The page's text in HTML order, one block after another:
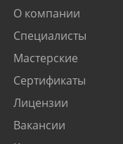
О компании
Специалисты
Мастерские
Сертификаты
Лицензии
Вакансии